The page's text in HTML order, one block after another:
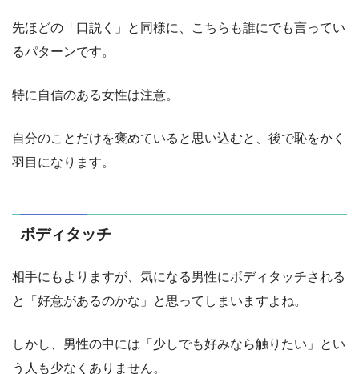
先ほどの「口説く」と同様に、こちらも誰にでも言ってい
るパターンです。
特に自信のある女性は注意。
自分のことだけを褒めていると思い込むと、後で恥をかく
羽目になります。
ボディタッチ
相手にもよりますが、気になる男性にボディタッチされる
と「好意があるのかな」と思ってしまいますよね。
しかし、男性の中には「少しでも好みなら触りたい」とい
う人も少なくありません。